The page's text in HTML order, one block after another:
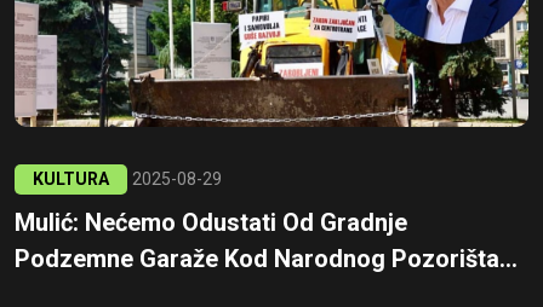
KULTURA 2025-08-29
Mulić: Nećemo Odustati Od Gradnje
Podzemne Garaže Kod Narodnog Pozorišta...